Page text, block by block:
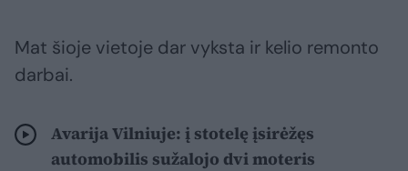
Mat šioje vietoje dar vyksta ir kelio remonto
darbai.
Avarija Vilniuje: į stotelę įsirėžęs
automobilis sužalojo dvi moteris